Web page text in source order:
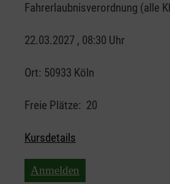
Fahrerlaubnisverordnung (alle
22.03.2027 , 08:30 Uhr
Ort: 50933 Köln
Freie Plätze: 20
Kursdetails
Anmelden